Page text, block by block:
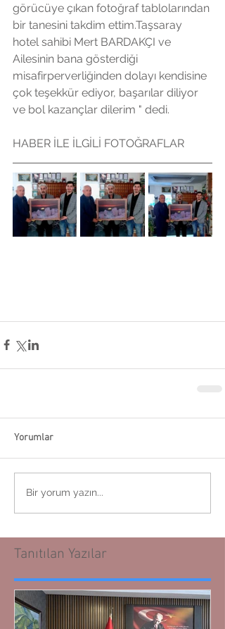
görücüye çıkan fotoğraf tablolarından
bir tanesini takdim ettim.Taşsaray
hotel sahibi Mert BARDAKÇI ve
Ailesinin bana gösterdiği
misafirperverliğinden dolayı kendisine
çok teşekkür ediyor, başarılar diliyor
ve bol kazançlar dilerim " dedi.
HABER İLE İLGİLİ FOTOĞRAFLAR
Yorumlar
Bir yorum yazın...
Tanıtılan Yazılar